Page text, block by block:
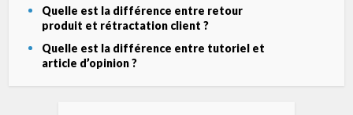
Quelle est la différence entre retour
produit et rétractation client ?
Quelle est la différence entre tutoriel et
article d’opinion ?